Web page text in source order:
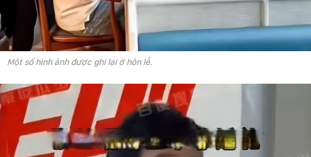
Một số hình ảnh được ghi lại ở hôn lễ.